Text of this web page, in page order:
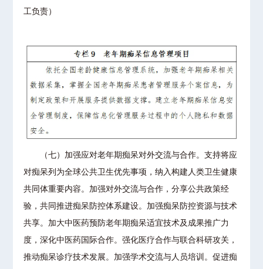
工负责）
（七）加强应对老年期痴呆对外交流与合作。支持将应
对痴呆列为全球公共卫生优先事项，纳入构建人类卫生健康
共同体重要内容。加强对外交流与合作，分享公共政策经
验，共同推进痴呆防控体系建设。加强痴呆防控资源与技术
共享。加大中医药预防老年期痴呆适宜技术及成果推广力
度，深化中医药国际合作。强化医疗合作与联合科研攻关，
推动痴呆诊疗技术发展。加强学术交流与人员培训。促进痴